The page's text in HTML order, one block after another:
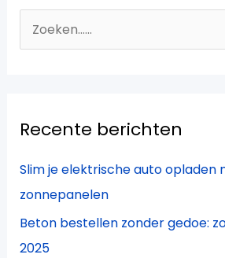
n
:
Recente berichten
Slim je elektrische auto opladen
zonnepanelen
Beton bestellen zonder gedoe:
2025